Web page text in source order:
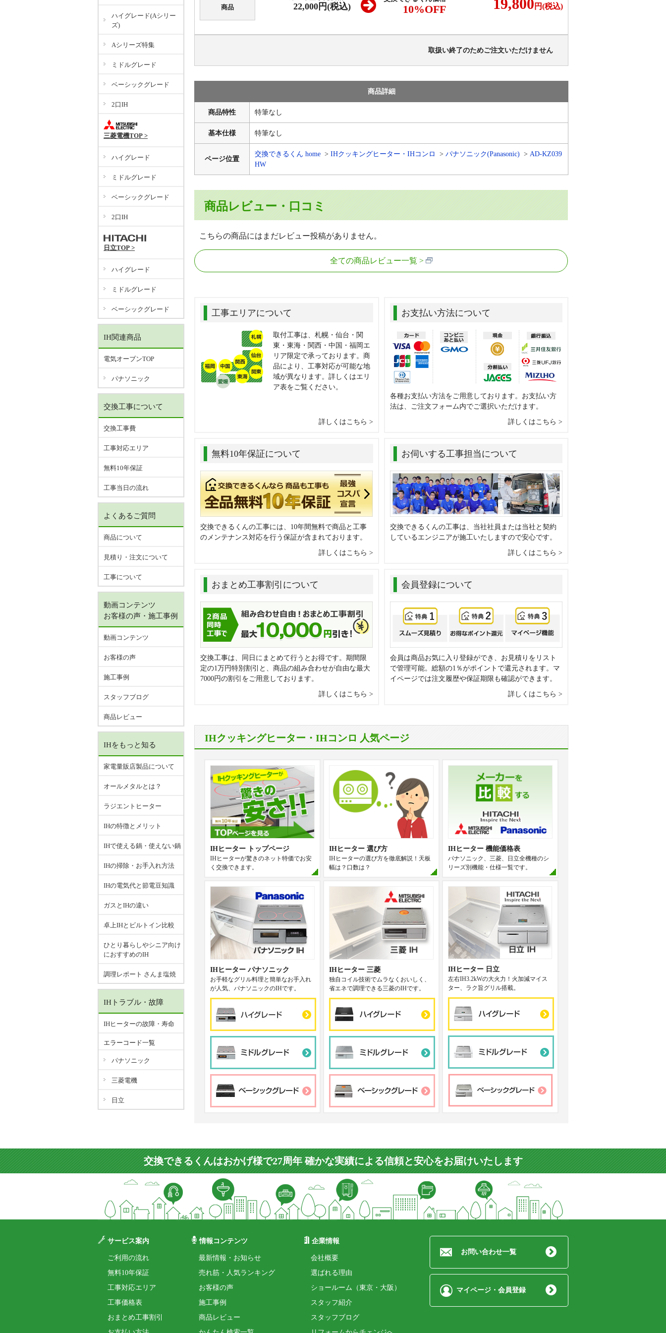
商品 22,000円(税込) 10%OFF 19,800 円(税込)
取扱い終了のためご注文いただけません
商品詳細
商品特性 特筆なし
基本仕様 特筆なし
ページ位置
交換できるくん home IHクッキングヒーター・IHコンロ パナソニック(Panasonic)
AD-KZ039
HW
商品レビュー・口コミ
こちらの商品にはまだレビュー投稿がありません。
全ての商品レビュー一覧
工事エリアについて
取付工事は、札幌・仙台・関
東・東海・関西・中国・福岡エ
リア限定で承っております。商
品により、工事対応が可能な地
域が異なります。詳しくはエリ
ア表をご覧ください。
詳しくはこちら
お支払い方法について
各種お支払い方法をご用意しております。お支払い方
法は、ご注文フォーム内でご選択いただけます。
詳しくはこちら
無料10年保証について
交換できるくんの工事には、10年間無料で商品と工事
のメンテナンス対応を行う保証が含まれております。
詳しくはこちら
お伺いする工事担当について
交換できるくんの工事は、当社社員または当社と契約
しているエンジニアが施工いたしますので安心です。
詳しくはこちら
おまとめ工事割引について
交換工事は、同日にまとめて行うとお得です。期間限
定の1万円特別割引と、商品の組み合わせが自由な最大
7000円の割引をご用意しております。
詳しくはこちら
会員登録について
会員は商品お気に入り登録ができ、お見積りをリスト
で管理可能。総額の1％がポイントで還元されます。マ
イページでは注文履歴や保証期限も確認ができます。
詳しくはこちら
IHクッキングヒーター・IHコンロ 人気ページ
IHヒーター トップページ
IHヒーターが驚きのネット特価でお安
く交換できます。
IHヒーター 選び方
IHヒーターの選び方を徹底解説！天板
幅は？口数は？
IHヒーター 機能価格表
パナソニック、三菱、日立全機種のシ
リーズ別機能・仕様一覧です。
IHヒーター パナソニック
お手軽なグリル料理と簡単なお手入れ
が人気、パナソニックのIHです。
IHヒーター 三菱
独自コイル技術でムラなくおいしく、
省エネで調理できる三菱のIHです。
IHヒーター 日立
左右IH3.2kWの大火力！火加減マイス
ター、ラク旨グリル搭載。
ハイグレード(Aシリー
ズ)
Aシリーズ特集
ミドルグレード
ベーシックグレード
2口IH
三菱電機TOP >
ハイグレード
ミドルグレード
ベーシックグレード
2口IH
日立TOP >
ハイグレード
ミドルグレード
ベーシックグレード
IH関連商品
電気オーブンTOP
パナソニック
交換工事について
交換工事費
工事対応エリア
無料10年保証
工事当日の流れ
よくあるご質問
商品について
見積り・注文について
工事について
動画コンテンツ
お客様の声・施工事例
動画コンテンツ
お客様の声
施工事例
スタッフブログ
商品レビュー
IHをもっと知る
家電量販店製品について
オールメタルとは？
ラジエントヒーター
IHの特徴とメリット
IHで使える鍋・使えない鍋
IHの掃除・お手入れ方法
IHの電気代と節電豆知識
ガスとIHの違い
卓上IHとビルトイン比較
ひとり暮らしやシニア向け
におすすめのIH
調理レポート さんま塩焼
IHトラブル・故障
IHヒーターの故障・寿命
エラーコード一覧
パナソニック
三菱電機
日立
交換できるくんはおかげ様で27周年 確かな実績による信頼と安心をお届けいたします
サービス案内
ご利用の流れ
無料10年保証
工事対応エリア
工事価格表
おまとめ工事割引
情報コンテンツ
最新情報・お知らせ
売れ筋・人気ランキング
お客様の声
施工事例
商品レビュー
企業情報
会社概要
選ばれる理由
ショールーム（東京・大阪）
スタッフ紹介
スタッフブログ
お問い合わせ一覧
マイページ・会員登録